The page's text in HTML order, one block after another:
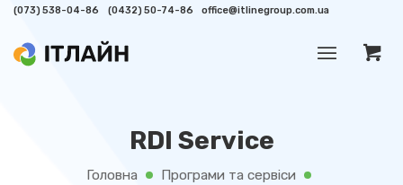
(073) 538-04-86 (0432) 50-74-86 office@itlinegroup.com.ua
RDI Service
Головна / Програми та сервіси /